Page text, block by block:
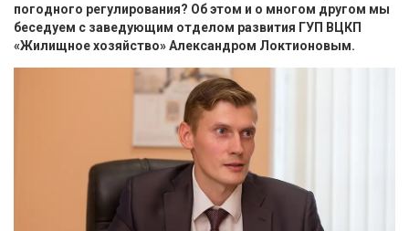
погодного регулирования? Об этом и о многом другом мы
беседуем с заведующим отделом развития ГУП ВЦКП
«Жилищное хозяйство» Александром Локтионовым.